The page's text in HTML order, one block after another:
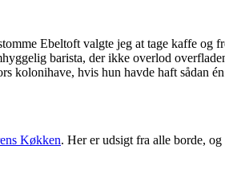
Ebeltoft valgte jeg at tage kaffe og
barista, der ikke overlod
kolonihave, hvis hun havde haft
Køkken. Her er udsigt fra alle borde,